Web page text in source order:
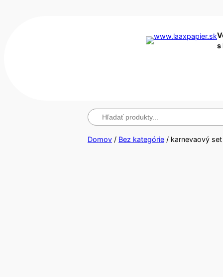
s
Hľadanie
Domov / Bez kategórie / karnevaový